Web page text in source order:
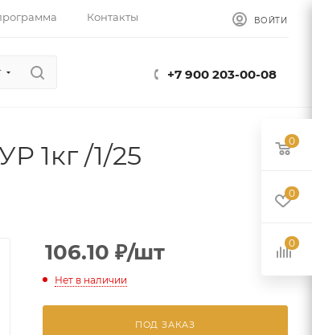
Контакты ВОЙТИ
+7 900 203-00-08
1кг /1/25
106.10 ₽/шт
Нет в наличии
ПОД ЗАКАЗ
0
0
0